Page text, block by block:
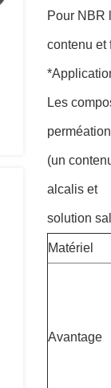
Pour NBR
contenu et
Les
perméation
(un
alcalis et
solution
Matériel
Avantage